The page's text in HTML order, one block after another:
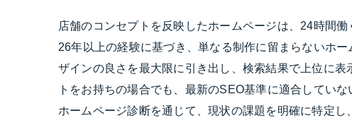
店舗のコンセプトを反映したホームページは、24時間
26年以上の経験に基づき、単なる制作に留まらないホ
ザインの良さを最大限に引き出し、検索結果で上位に
トをお持ちの場合でも、最新のSEO基準に適合してい
ホームページ診断を通じて、現状の課題を明確に特定